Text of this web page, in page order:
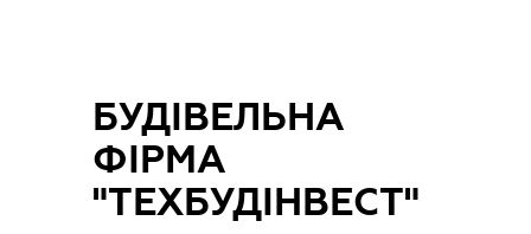
БУДІВЕЛЬНА
ФІРМА
"ТЕХБУДІНВЕСТ"